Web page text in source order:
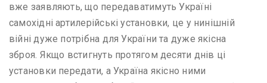
вже заявляють, що передаватимуть Україні
самохідні артилерійські установки, це у нинішній
війні дуже потрібна для України та дуже якісна
зброя. Якщо встигнуть протягом десяти днів ці
установки передати, а Україна якісно ними